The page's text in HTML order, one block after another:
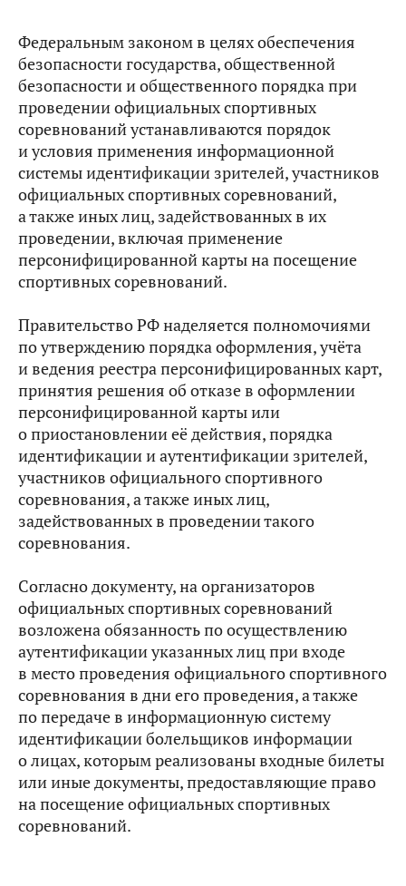
Федеральным законом в целях обеспечения
безопасности государства, общественной
безопасности и общественного порядка при
проведении официальных спортивных
соревнований устанавливаются порядок
и условия применения информационной
системы идентификации зрителей, участников
официальных спортивных соревнований,
а также иных лиц, задействованных в их
проведении, включая применение
персонифицированной карты на посещение
спортивных соревнований.
Правительство РФ наделяется полномочиями
по утверждению порядка оформления, учёта
и ведения реестра персонифицированных карт,
принятия решения об отказе в оформлении
персонифицированной карты или
о приостановлении её действия, порядка
идентификации и аутентификации зрителей,
участников официального спортивного
соревнования, а также иных лиц,
задействованных в проведении такого
соревнования.
Согласно документу, на организаторов
официальных спортивных соревнований
возложена обязанность по осуществлению
аутентификации указанных лиц при входе
в место проведения официального спортивного
соревнования в дни его проведения, а также
по передаче в информационную систему
идентификации болельщиков информации
о лицах, которым реализованы входные билеты
или иные документы, предоставляющие право
на посещение официальных спортивных
соревнований.